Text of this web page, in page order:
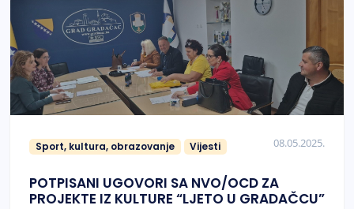
Sport, kultura, obrazovanje Vijesti 08.05.2025.
POTPISANI UGOVORI SA NVO/OCD ZA
PROJEKTE IZ KULTURE “LJETO U GRADAČCU”